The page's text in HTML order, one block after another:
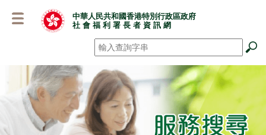
中華人民共和國香港特別行政區政府
社 會 福 利 署 長 者 資 訊 網
搜尋 *